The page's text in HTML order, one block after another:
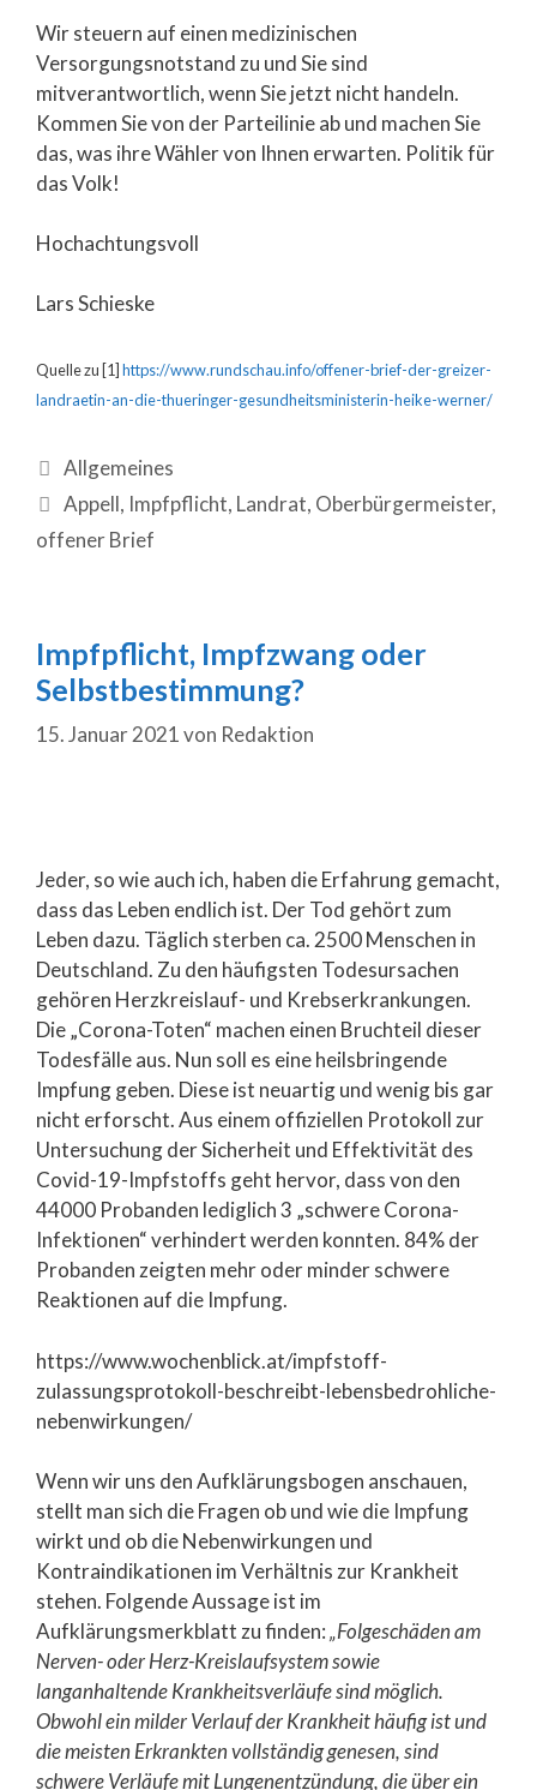
Wir steuern auf einen medizinischen
Versorgungsnotstand zu und Sie sind
mitverantwortlich, wenn Sie jetzt nicht handeln.
Kommen Sie von der Parteilinie ab und machen Sie
das, was ihre Wähler von Ihnen erwarten. Politik für
das Volk!
Hochachtungsvoll
Lars Schieske
Quelle zu [1] https://www.rundschau.info/offener-brief-der-greizer-
landraetin-an-die-thueringer-gesundheitsministerin-heike-werner/
Allgemeines
Appell, Impfpflicht, Landrat, Oberbürgermeister,
offener Brief
Impfpflicht, Impfzwang oder
Selbstbestimmung?
15. Januar 2021von Redaktion
Jeder, so wie auch ich, haben die Erfahrung gemacht,
dass das Leben endlich ist. Der Tod gehört zum
Leben dazu. Täglich sterben ca. 2500 Menschen in
Deutschland. Zu den häufigsten Todesursachen
gehören Herzkreislauf- und Krebserkrankungen.
Die „Corona-Toten“ machen einen Bruchteil dieser
Todesfälle aus. Nun soll es eine heilsbringende
Impfung geben. Diese ist neuartig und wenig bis gar
nicht erforscht. Aus einem offiziellen Protokoll zur
Untersuchung der Sicherheit und Effektivität des
Covid-19-Impfstoffs geht hervor, dass von den
44000 Probanden lediglich 3 „schwere Corona-
Infektionen“ verhindert werden konnten. 84% der
Probanden zeigten mehr oder minder schwere
Reaktionen auf die Impfung.
https://www.wochenblick.at/impfstoff-
zulassungsprotokoll-beschreibt-lebensbedrohliche-
nebenwirkungen/
Wenn wir uns den Aufklärungsbogen anschauen,
stellt man sich die Fragen ob und wie die Impfung
wirkt und ob die Nebenwirkungen und
Kontraindikationen im Verhältnis zur Krankheit
stehen. Folgende Aussage ist im
Aufklärungsmerkblatt zu finden:„Folgeschäden am
Nerven- oder Herz-Kreislaufsystem sowie
langanhaltende Krankheitsverläufe sind möglich.
Obwohl ein milder Verlauf der Krankheit häufig ist und
die meisten Erkrankten vollständig genesen, sind
schwere Verläufe mit Lungenentzündung, die über ein